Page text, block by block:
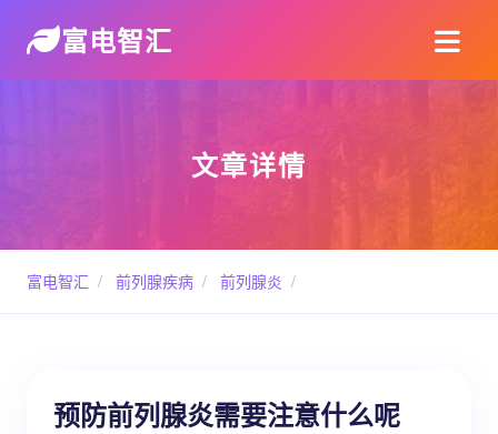
富电智汇
文章详情
富电智汇 / 前列腺疾病 / 前列腺炎 /
预防前列腺炎需要注意什么呢